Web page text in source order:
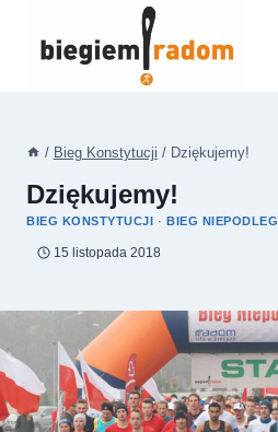
/ Bieg Konstytucji / Dziękujemy!
Dziękujemy!
BIEG KONSTYTUCJI · BIEG
15 listopada 2018